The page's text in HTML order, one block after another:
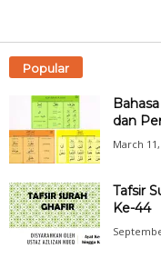
Popular
dan
March
Tafsir
Ke-44